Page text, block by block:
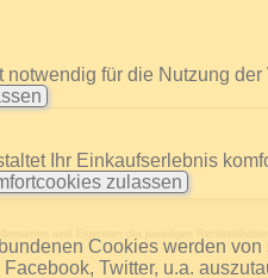
für die Nutzung
Ihr Einkaufserlebnis
zulassen
Cookies werden
Twitter, u.a.
sind Eigentum der jeweiligen